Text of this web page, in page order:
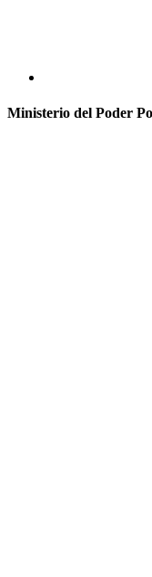
Ministerio del Poder